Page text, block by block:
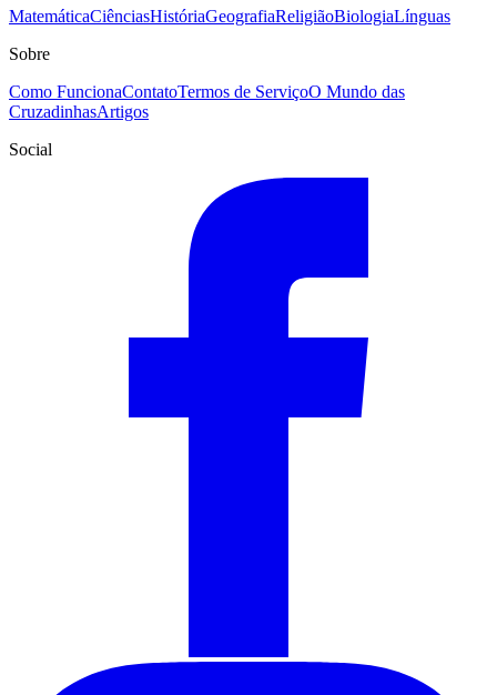
MatemáticaCiênciasHistóriaGeografiaReligiãoBiologiaLínguas
Sobre
Como FuncionaContatoTermos de ServiçoO Mundo das
CruzadinhasArtigos
Social